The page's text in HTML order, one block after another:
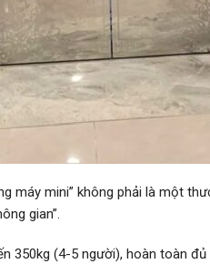
máy mini” không phải là một
gian”.
350kg (4-5 người), hoàn toàn